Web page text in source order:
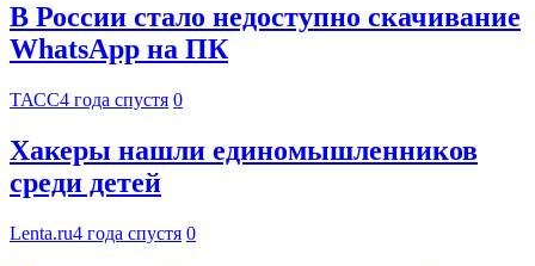
В России стало недоступно скачивание
WhatsApp на ПК
ТАСС4 года спустя 0
Хакеры нашли единомышленников
среди детей
Lenta.ru4 года спустя 0